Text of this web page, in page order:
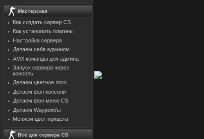
Мастерская
Как создать сервер CS
Как установить плагины
Настройка сервера
Делаем себя админом
AMX команды для админа
Запуск сервера через
консоль
Делаем цветное лого
Делаем фон консоли
Делаем фон меню CS
Делаем Waypoint'ы
Меняем цвет прицела
Всё для сервера CS